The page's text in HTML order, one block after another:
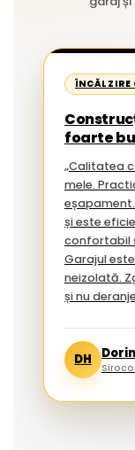
ÎNCĂLZIRE
foarte
„Calitatea
mele. Practic nu se vede
și este
confortabil să lucrezi
Garajul
neizolată.
DH